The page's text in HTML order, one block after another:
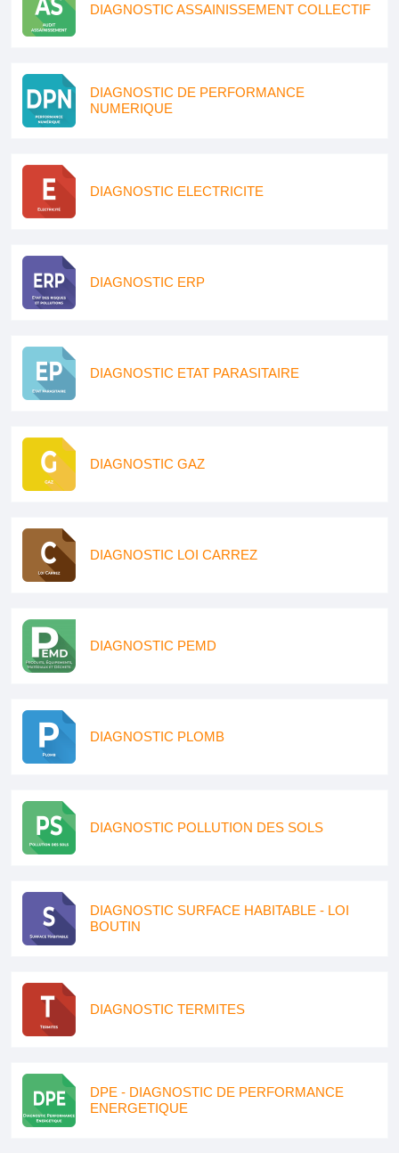
DIAGNOSTIC ASSAINISSEMENT COLLECTIF
DIAGNOSTIC DE PERFORMANCE
NUMERIQUE
DIAGNOSTIC ELECTRICITE
DIAGNOSTIC ERP
DIAGNOSTIC ETAT PARASITAIRE
DIAGNOSTIC GAZ
DIAGNOSTIC LOI CARREZ
DIAGNOSTIC PEMD
DIAGNOSTIC PLOMB
DIAGNOSTIC POLLUTION DES SOLS
DIAGNOSTIC SURFACE HABITABLE - LOI
BOUTIN
DIAGNOSTIC TERMITES
DPE - DIAGNOSTIC DE PERFORMANCE
ENERGETIQUE